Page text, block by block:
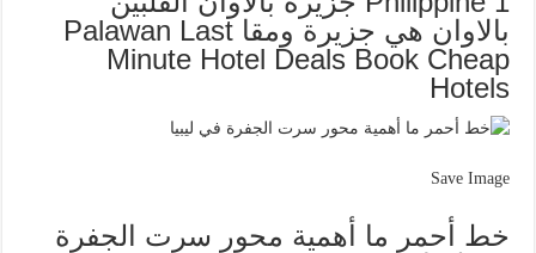
بالاوان هي جزيرة ومقا Palawan Last
Minute Hotel Deals Book Cheap
Hotels
Save Image
خط أحمر ما أهمية محور سرت الجفرة